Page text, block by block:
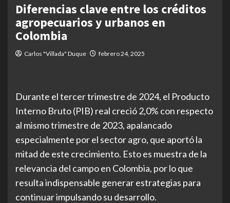
Diferencias clave entre los créditos
agropecuarios y urbanos en
Colombia
Carlos "Villada" Duque febrero 24, 2025
Durante el tercer trimestre de 2024, el Producto
Interno Bruto (PIB) real creció 2,0% con respecto
al mismo trimestre de 2023, apalancado
especialmente por el sector agro, que aportó la
mitad de este crecimiento. Esto es muestra de la
relevancia del campo en Colombia, por lo que
resulta indispensable generar estrategias para
continuar impulsando su desarrollo.